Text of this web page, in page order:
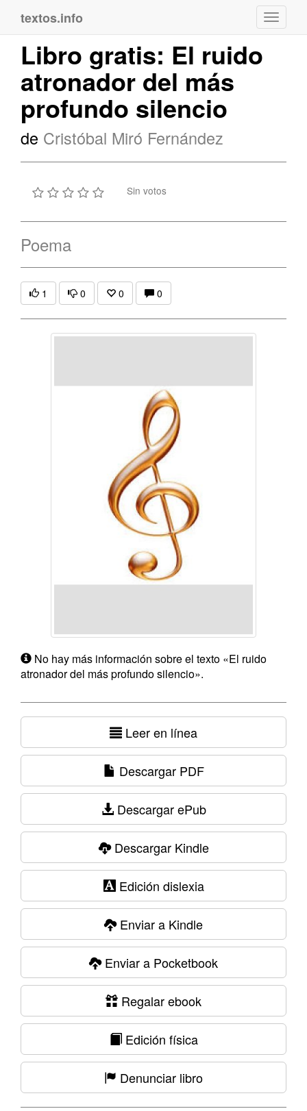
textos.info
Libro gratis: El ruido
atronador del más
profundo silencio
de Cristóbal Miró Fernández
Sin votos
Poema
1 0 0 0
No hay más información sobre el texto «El ruido
atronador del más profundo silencio».
Leer en línea
Descargar PDF
Descargar ePub
Descargar Kindle
Edición dislexia
Enviar a Kindle
Enviar a Pocketbook
Regalar ebook
Edición física
Denunciar libro